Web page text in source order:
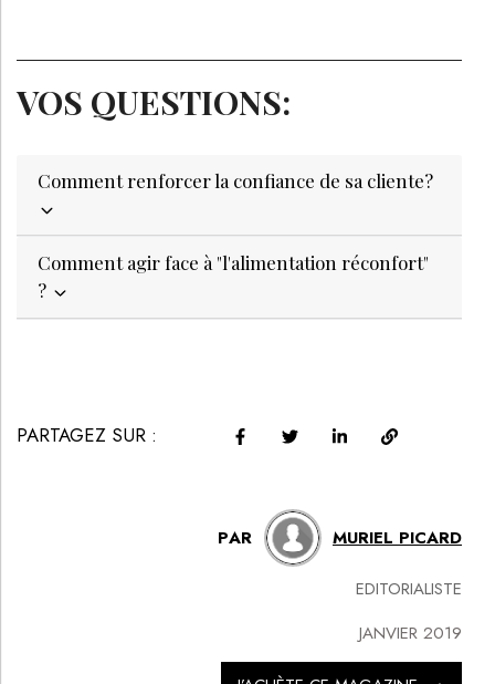
VOS QUESTIONS:
Comment renforcer la confiance de sa cliente?
Comment agir face à "l'alimentation réconfort"
?
PARTAGEZ SUR :
PAR MURIEL PICARD
EDITORIALISTE
JANVIER 2019